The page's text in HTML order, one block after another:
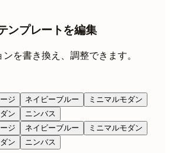
ンプレートを編集
を書き換え、調整できます。
ジ ネイビーブルー
ミニマルモダン
ン
ニンバス
ジ ネイビーブルー
ミニマルモダン
ン ニンバス